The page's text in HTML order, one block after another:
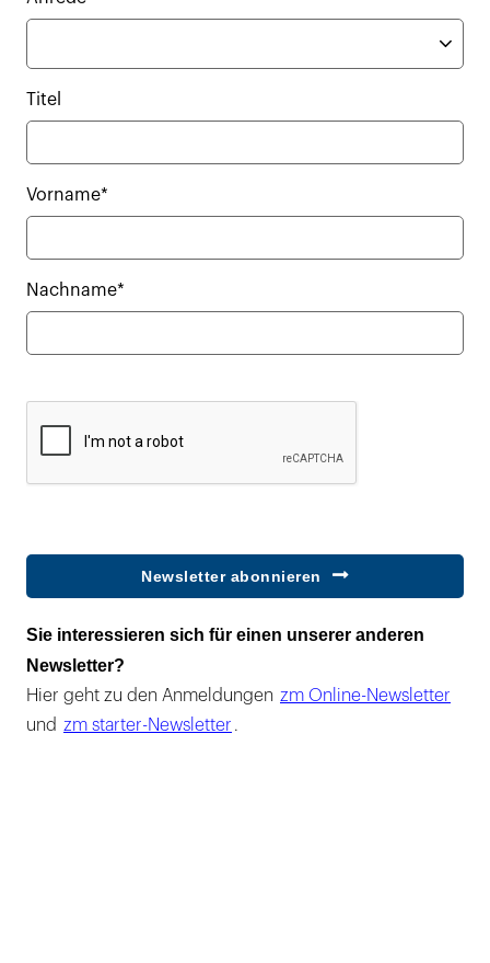
Titel
Vorname*
Nachname*
Newsletter abonnieren
Sie interessieren sich für einen unserer anderen
Newsletter?
Hier geht zu den Anmeldungen zm Online-Newsletter
und zm starter-Newsletter .